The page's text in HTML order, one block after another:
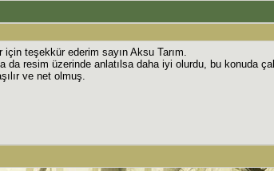
için teşekkür ederim sayın Aksu Tarım.
da resim üzerinde anlatılsa daha iyi olurdu, bu konuda
ve net olmuş.